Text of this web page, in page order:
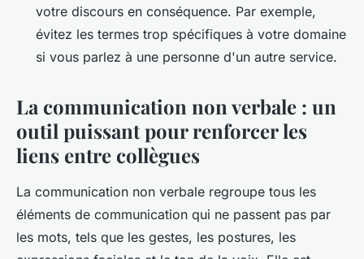
votre discours en conséquence. Par exemple,
évitez les termes trop spécifiques à votre domaine
si vous parlez à une personne d'un autre service.
La communication non verbale : un
outil puissant pour renforcer les
liens entre collègues
La communication non verbale regroupe tous les
éléments de communication qui ne passent pas par
les mots, tels que les gestes, les postures, les